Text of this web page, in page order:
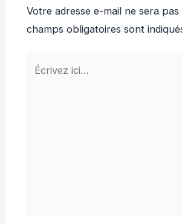
Votre adresse e-mail ne sera pas
champs obligatoires sont
Écrivez